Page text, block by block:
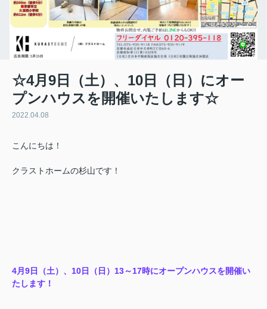
☆4月9日（土）、10日（日）にオー
プンハウスを開催いたします☆
2022.04.08
こんにちは！
クラストホームの杉山です！
4月9日（土）、10日（日）13～17時にオープンハウスを開催い
たします！